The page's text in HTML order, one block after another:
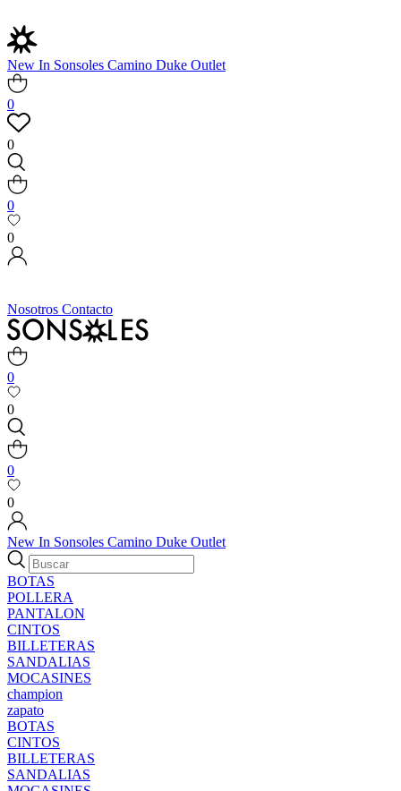
New In Sonsoles Camino Duke Outlet
0
0
0
0
Nosotros Contacto
0
0
0
0
New In Sonsoles Camino Duke Outlet
BOTAS
POLLERA
PANTALON
CINTOS
BILLETERAS
SANDALIAS
MOCASINES
champion
zapato
BOTAS
CINTOS
BILLETERAS
SANDALIAS